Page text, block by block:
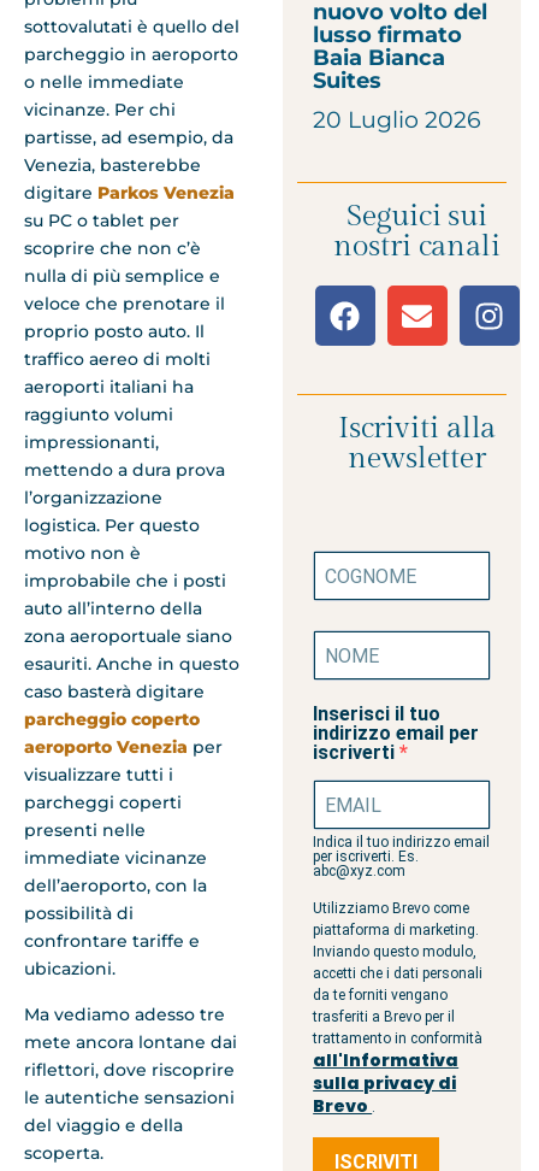
sottovalutati è quello del
parcheggio in aeroporto
o nelle immediate
vicinanze. Per chi
partisse, ad esempio, da
Venezia, basterebbe
digitare Parkos Venezia
su PC o tablet per
scoprire che non c’è
nulla di più semplice e
veloce che prenotare il
proprio posto auto. Il
traffico aereo di molti
aeroporti italiani ha
raggiunto volumi
impressionanti,
mettendo a dura prova
l’organizzazione
logistica. Per questo
motivo non è
improbabile che i posti
auto all’interno della
zona aeroportuale siano
esauriti. Anche in questo
caso basterà digitare
parcheggio coperto
aeroporto Venezia per
visualizzare tutti i
parcheggi coperti
presenti nelle
immediate vicinanze
dell’aeroporto, con la
possibilità di
confrontare tariffe e
ubicazioni.
Ma vediamo adesso tre
mete ancora lontane dai
riflettori, dove riscoprire
le autentiche sensazioni
del viaggio e della
scoperta.
nuovo volto del
lusso firmato
Baia Bianca
Suites
20 Luglio 2026
Seguici sui
nostri canali
Iscriviti alla
newsletter
Inserisci il tuo
indirizzo email per
iscriverti
Indica il tuo indirizzo email
per iscriverti. Es.
abc@xyz.com
Utilizziamo Brevo come
piattaforma di marketing.
Inviando questo modulo,
accetti che i dati personali
da te forniti vengano
trasferiti a Brevo per il
trattamento in conformità
all'Informativa
sulla privacy di
Brevo .
ISCRIVITI